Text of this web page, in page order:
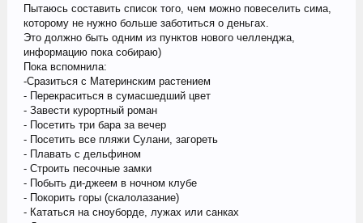
Пытаюсь составить список того, чем можно повеселить сима,
которому не нужно больше заботиться о деньгах.
Это должно быть одним из пунктов нового челленджа,
информацию пока собираю)
Пока вспомнила:
-Сразиться с Материнским растением
- Перекраситься в сумасшедший цвет
- Завести курортный роман
- Посетить три бара за вечер
- Посетить все пляжи Сулани, загореть
- Плавать с дельфином
- Строить песочные замки
- Побыть ди-джеем в ночном клубе
- Покорить горы (скалолазание)
- Кататься на сноуборде, лужах или санках